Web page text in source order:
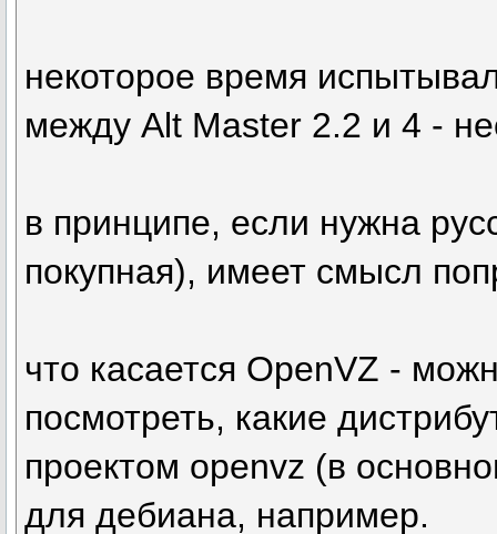
некоторое время
между Alt Master 2.2 и 4 -
в принципе, если нужна
покупная), имеет смысл
что касается OpenVZ -
посмотреть, какие
проектом openvz (в
для дебиана, например.